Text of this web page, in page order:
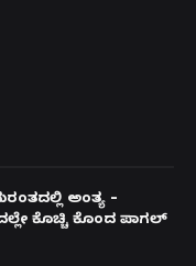
ಅಂತ್ಯ –
ಕೊಚ್ಚಿ ಕೊಂದ ಪಾಗಲ್